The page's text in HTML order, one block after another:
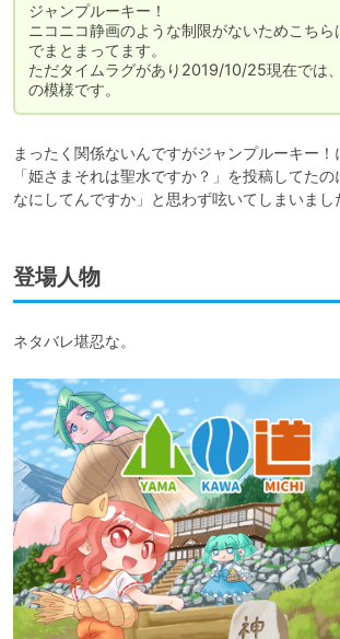
ジャンプルーキー！
ニコニコ静画のような制限がないためこち
でまとまってます。
ただタイムラグがあり2019/10/25現在では
の模様です。
まったく関係ないんですがジャンプルーキー
「姫さまそれは聖水ですか？」を投稿してたの
なにしてんですか」と思わず呟いてしまいまし
登場人物
ネタバレ堪忍な。